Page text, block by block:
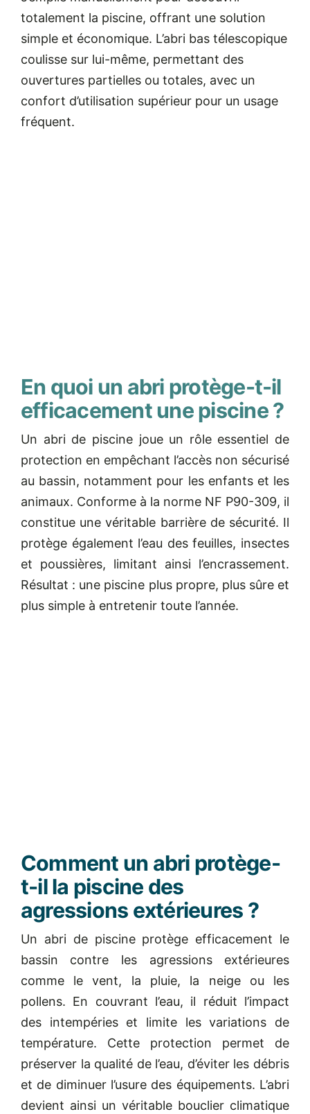
totalement la piscine, offrant une solution
simple et économique. L’abri bas télescopique
coulisse sur lui-même, permettant des
ouvertures partielles ou totales, avec un
confort d’utilisation supérieur pour un usage
fréquent.
En quoi un abri protège-t-il
efficacement une piscine ?
Un abri de piscine joue un rôle essentiel de
protection en empêchant l’accès non sécurisé
au bassin, notamment pour les enfants et les
animaux. Conforme à la norme NF P90-309, il
constitue une véritable barrière de sécurité. Il
protège également l’eau des feuilles, insectes
et poussières, limitant ainsi l’encrassement.
Résultat : une piscine plus propre, plus sûre et
plus simple à entretenir toute l’année.
Comment un abri protège-
t-il la piscine des
agressions extérieures ?
Un abri de piscine protège efficacement le
bassin contre les agressions extérieures
comme le vent, la pluie, la neige ou les
pollens. En couvrant l’eau, il réduit l’impact
des intempéries et limite les variations de
température. Cette protection permet de
préserver la qualité de l’eau, d’éviter les débris
et de diminuer l’usure des équipements. L’abri
devient ainsi un véritable bouclier climatique